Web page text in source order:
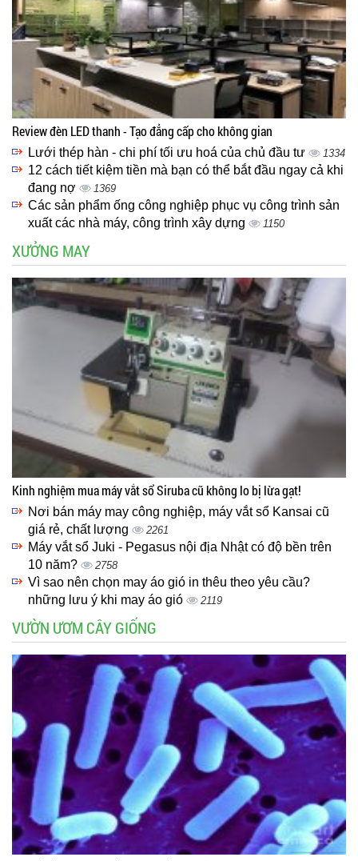
Review đèn LED thanh - Tạo đẳng cấp cho không gian
Lưới thép hàn - chi phí tối ưu hoá của chủ đầu tư 1334
12 cách tiết kiệm tiền mà bạn có thể bắt đầu ngay cả khi
đang nợ
1369
Các sản phẩm ống công nghiệp phục vụ công trình sản
xuất các nhà máy, công trình xây dựng
1150
XƯỞNG MAY
Kinh nghiệm mua máy vắt sổ Siruba cũ không lo bị lừa gạt!
Nơi bán máy may công nghiệp, máy vắt sổ Kansai cũ
giá rẻ, chất lượng
2261
Máy vắt sổ Juki - Pegasus nội địa Nhật có độ bền trên
10 năm?
2758
Vì sao nên chọn may áo gió in thêu theo yêu cầu?
những lưu ý khi may áo gió
2119
VƯỜN ƯƠM CÂY GIỐNG